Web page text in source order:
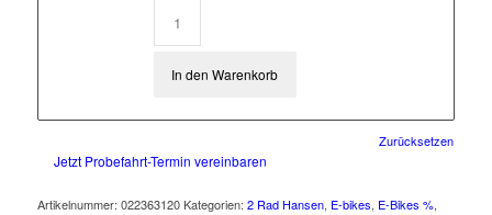
Zurücksetzen
In den Warenkorb
Jetzt Probefahrt-Termin vereinbaren
Artikelnummer: 022363120 Kategorien: 2 Rad Hansen, E-bikes, E-Bikes %,